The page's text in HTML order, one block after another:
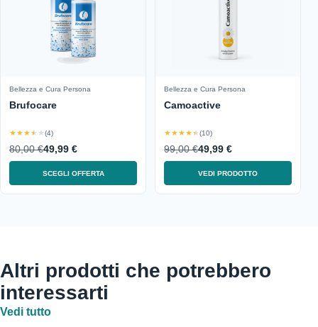
Bellezza e Cura Persona
Brufocare
★★★★★(4)
80,00 €49,99 €
SCEGLI OFFERTA
Bellezza e Cura Persona
Camoactive
★★★★★(10)
99,00 €49,99 €
VEDI PRODOTTO
Altri prodotti che potrebbero
interessarti
Vedi tutto